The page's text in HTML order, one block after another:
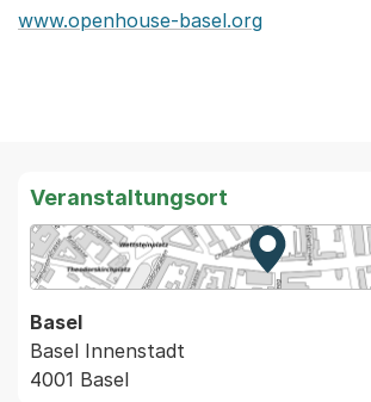
www.openhouse-basel.org
Veranstaltungsort
Zur Karte
Externer
Basel
Basel Innenstadt
4001 Basel